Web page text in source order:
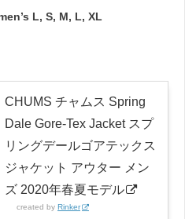
L, S, M, L, XL
CHUMS チャムス Spring
Dale Gore-Tex Jacket スプ
リングデールゴアテックス
ジャケット アウター メン
ズ 2020年春夏モデル
created by Rinker